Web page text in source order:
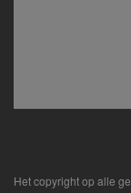
Het copyright op alle